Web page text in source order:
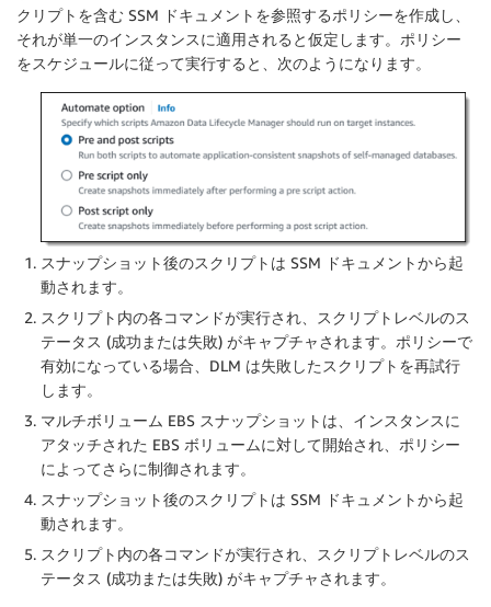
クリプトを含む SSM ドキュメントを参照するポリシーを作成し、
それが単一のインスタンスに適用されると仮定します。ポリシー
をスケジュールに従って実行すると、次のようになります。
スナップショット後のスクリプトは SSM ドキュメントから起
動されます。
スクリプト内の各コマンドが実行され、スクリプトレベルのス
テータス (成功または失敗) がキャプチャされます。ポリシーで
有効になっている場合、DLM は失敗したスクリプトを再試行
します。
マルチボリューム EBS スナップショットは、インスタンスに
アタッチされた EBS ボリュームに対して開始され、ポリシー
によってさらに制御されます。
スナップショット後のスクリプトは SSM ドキュメントから起
動されます。
スクリプト内の各コマンドが実行され、スクリプトレベルのス
テータス (成功または失敗) がキャプチャされます。